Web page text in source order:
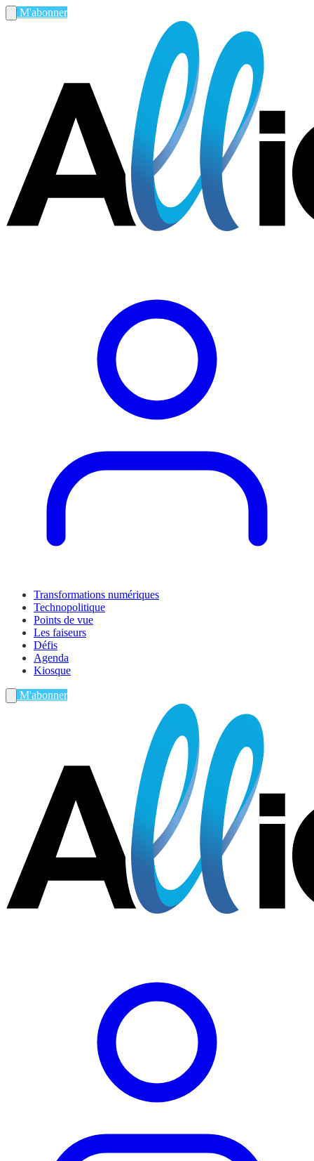
M'abonner
Transformations numériques
Technopolitique
Points de vue
Les faiseurs
Défis
Agenda
Kiosque
M'abonner